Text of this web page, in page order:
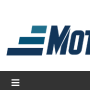
Magazine